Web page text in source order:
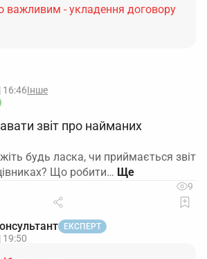
важливим - укладення договору
16:46Інше
звіт про найманих
будь ласка, чи приймається звіт
Що робити…
9
ЕКСПЕРТ
19:50